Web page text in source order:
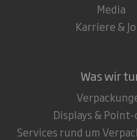
Media
Karriere &
Was wir
Displays &
Services rund um